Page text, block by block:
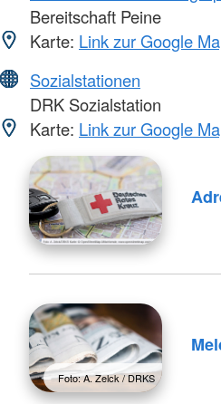
Bereitschaft Peine
Karte: Link zur Google
Sozialstationen
DRK Sozialstation
Karte: Link zur Google
Foto: A. Zelck / DRKS